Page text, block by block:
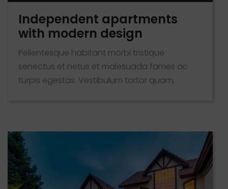
Independent apartments
with modern design
Pellentesque habitant morbi tristique
senectus et netus et malesuada fames ac
turpis egestas. Vestibulum tortor quam,
placerat eleifend leo. Quisque sit amet est et
sapien ullamcorper pharetra. Vestibulum erat
wisi, condimentum sed, commodo [...]